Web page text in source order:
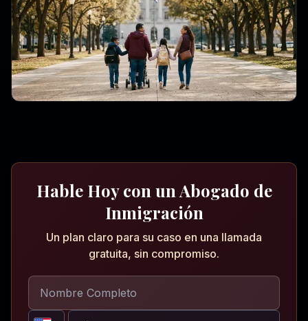
Hable Hoy con un Abogado de
Inmigración
Un plan claro para su caso en una llamada
gratuita, sin compromiso.